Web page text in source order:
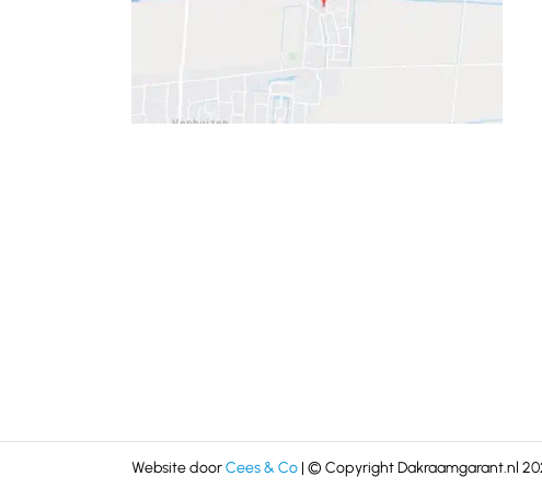
Website doorCees & Co| © Copyright Dakraamgarant.nl